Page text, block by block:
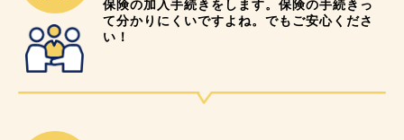
保険の加入手続きをします。保険の手続きっ
て分かりにくいですよね。でもご安心くださ
い！